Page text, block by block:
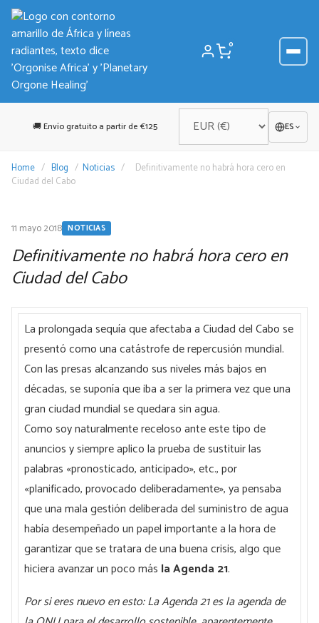
Saltar
contenido
0
🚚 Envío gratuito a partir de €125 ES
Home / Blog / Noticias /
Definitivamente no habrá hora cero en
Ciudad del Cabo
11 mayo 2018 NOTICIAS
Definitivamente no habrá hora cero en
Ciudad del Cabo
La prolongada sequía que afectaba a Ciudad del Cabo se
presentó como una catástrofe de repercusión mundial.
Con las presas alcanzando sus niveles más bajos en
décadas, se suponía que iba a ser la primera vez que una
gran ciudad mundial se quedara sin agua.
Como soy naturalmente receloso ante este tipo de
anuncios y siempre aplico la prueba de sustituir las
palabras «pronosticado, anticipado», etc., por
«planificado, provocado deliberadamente», ya pensaba
que una mala gestión deliberada del suministro de agua
había desempeñado un papel importante a la hora de
garantizar que se tratara de una buena crisis, algo que
hiciera avanzar un poco más la Agenda 21.
Por si eres nuevo en esto: La Agenda 21 es la agenda de